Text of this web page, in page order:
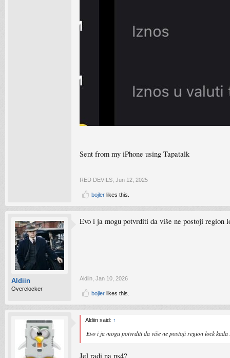
Sent from my iPhone using Tapatalk
RED DEVILS Jun 12, 2025
bojler likes this.
Aldiin
Overclocker
Evo i ja mogu potvrditi da više ne postoji region
Aldiin Jan 10, 2026
bojler likes this.
Aldiin said: ↑
Evo i ja mogu potvrditi da više ne postoji region lock
Jel radi na ps4?